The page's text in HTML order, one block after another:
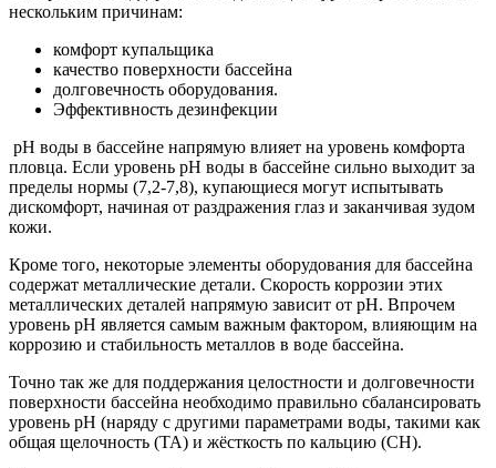
нескольким причинам:
комфорт купальщика
качество поверхности бассейна
долговечность оборудования.
Эффективность дезинфекции
pH воды в бассейне напрямую влияет на уровень комфорта
пловца. Если уровень pH воды в бассейне сильно выходит за
пределы нормы (7,2-7,8), купающиеся могут испытывать
дискомфорт, начиная от раздражения глаз и заканчивая зудом
кожи.
Кроме того, некоторые элементы оборудования для бассейна
содержат металлические детали. Скорость коррозии этих
металлических деталей напрямую зависит от pH. Впрочем
уровень pH является самым важным фактором, влияющим на
коррозию и стабильность металлов в воде бассейна.
Точно так же для поддержания целостности и долговечности
поверхности бассейна необходимо правильно сбалансировать
уровень pH (наряду с другими параметрами воды, такими как
общая щелочность (ТА) и жёсткость по кальцию (СH).